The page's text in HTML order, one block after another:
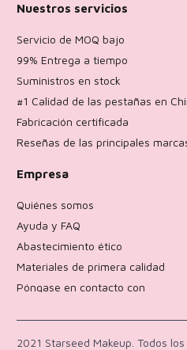
Nuestros servicios
Servicio de MOQ bajo
99% Entrega a tiempo
Suministros en stock
#1 Calidad de las pestañas en
Fabricación certificada
Reseñas de las principales
Empresa
Quiénes somos
Ayuda y FAQ
Abastecimiento ético
Materiales de primera calidad
Póngase en contacto con
2021 Starseed Makeup. Todos